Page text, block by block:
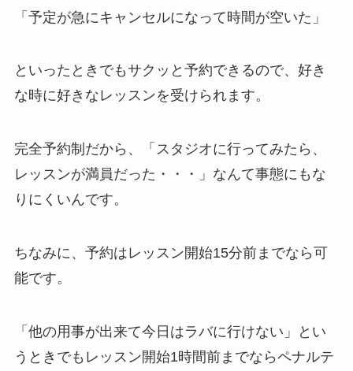
「予定が急にキャンセルになって時間が空いた」
といったときでもサクッと予約できるので、好き
な時に好きなレッスンを受けられます。
完全予約制だから、
「スタジオに行ってみたら、
レッスンが満員だった・・・」 なんて事態にもな
りにくいんです。
ちなみに、予約はレッスン開始15分前までなら可
能です。
「他の用事が出来て今日はラバに行けない」
とい
うときでもレッスン開始1時間前までならペナルテ